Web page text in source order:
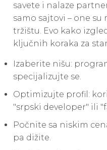
savete i nalaze
samo sajtovi – one
tržištu. Evo kako
ključnih koraka za
Izaberite nišu:
specijalizujte se.
Optimizujte profil:
"srpski developer" ili
Počnite sa niskim
pa dižite.